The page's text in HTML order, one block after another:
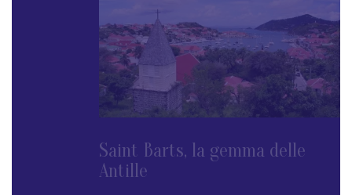
Saint Barts, la gemma delle